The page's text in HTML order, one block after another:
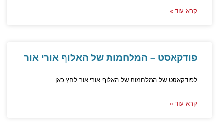
קרא עוד »
פודקאסט – המלחמות של האלוף אורי אור
לפודקאסט של המלחמות של האלוף אורי אור לחץ כאן
קרא עוד »